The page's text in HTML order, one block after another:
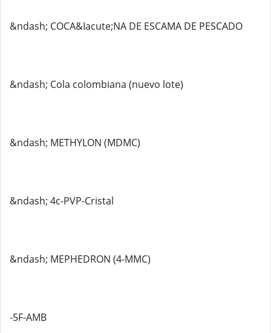
&ndash; COCA&Iacute;NA DE ESCAMA DE PESCADO
&ndash; Cola colombiana (nuevo lote)
&ndash; METHYLON (MDMC)
&ndash; 4c-PVP-Cristal
&ndash; MEPHEDRON (4-MMC)
-5F-AMB